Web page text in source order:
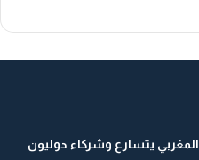
يتسارع وشركاء دوليون